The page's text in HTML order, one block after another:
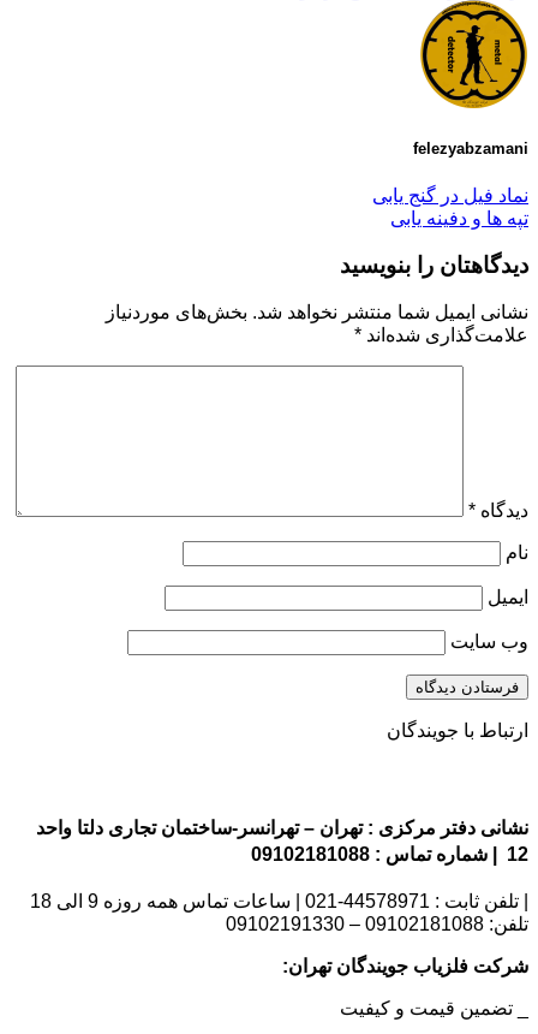
felezyabzamani
نماد فیل در گنج یابی
تپه ها و دفینه یابی
دیدگاهتان را بنویسید
نشانی ایمیل شما منتشر نخواهد شد. بخش‌های موردنیاز
علامت‌گذاری شده‌اند *
دیدگاه *
نام
ایمیل
وب‌ سایت
ارتباط با جویندگان
نشانی دفتر مرکزی : تهران – تهرانسر-ساختمان تجاری دلتا واحد
12 | شماره تماس : 09102181088
| تلفن ثابت : 44578971-021 | ساعات تماس همه روزه 9 الی 18
تلفن: 09102181088 – 09102191330
شرکت فلزیاب جویندگان تهران:
_ تضمین قیمت و کیفیت